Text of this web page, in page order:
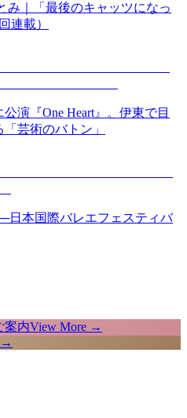
み｜「最後のキャッツになっ
連載）
演『One Heart』。伊東で目
芸術のバトン」
日本国際バレエフェスティバ
案内View More →
→